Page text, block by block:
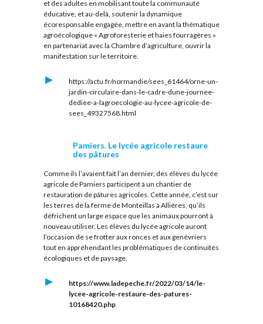
et des adultes en mobilisant toute la communauté
éducative, et au-delà, soutenir la dynamique
écoresponsable engagée, mettre en avant la thématique
agroécologique « Agroforesterie et haies fourragères »
en partenariat avec la Chambre d’agriculture, ouvrir la
manifestation sur le territoire.
https://actu.fr/normandie/sees_61464/orne-un-
jardin-circulaire-dans-le-cadre-dune-journee-
dediee-a-lagroecologie-au-lycee-agricole-de-
sees_49327568.html
Pamiers. Le lycée agricole restaure
des pâtures
Comme ils l’avaient fait l’an dernier, des élèves du lycée
agricole de Pamiers participent à un chantier de
restauration de pâtures agricoles. Cette année, c’est sur
les terres de la ferme de Monteillas à Allières, qu’ils
défrichent un large espace que les animaux pourront à
nouveau utiliser. Les élèves du lycée agricole auront
l’occasion de se frotter aux ronces et aux genévriers
tout en appréhendant les problématiques de continuités
écologiques et de paysage.
https://www.ladepeche.fr/2022/03/14/le-
lycee-agricole-restaure-des-patures-
10168420.php